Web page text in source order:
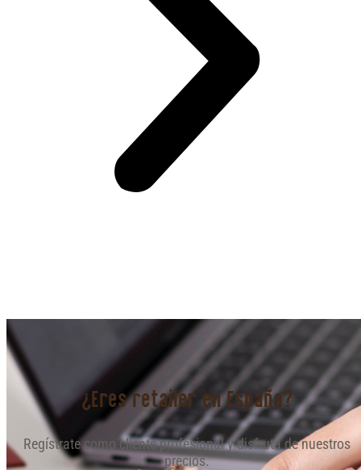
¿Eres retailer en España?
Regístrate como cliente profesional y disfruta de nuestros
precios.